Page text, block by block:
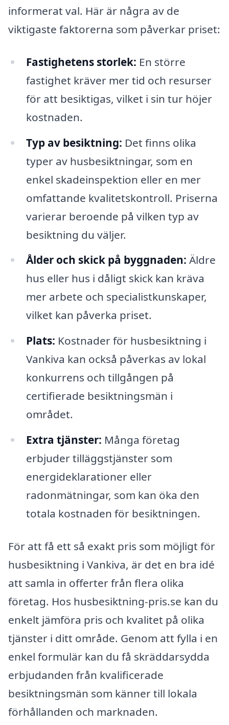
informerat val. Här är några av de
viktigaste faktorerna som påverkar priset:
Fastighetens storlek: En större
fastighet kräver mer tid och resurser
för att besiktigas, vilket i sin tur höjer
kostnaden.
Typ av besiktning: Det finns olika
typer av husbesiktningar, som en
enkel skadeinspektion eller en mer
omfattande kvalitetskontroll. Priserna
varierar beroende på vilken typ av
besiktning du väljer.
Ålder och skick på byggnaden: Äldre
hus eller hus i dåligt skick kan kräva
mer arbete och specialistkunskaper,
vilket kan påverka priset.
Plats: Kostnader för husbesiktning i
Vankiva kan också påverkas av lokal
konkurrens och tillgången på
certifierade besiktningsmän i
området.
Extra tjänster: Många företag
erbjuder tilläggstjänster som
energideklarationer eller
radonmätningar, som kan öka den
totala kostnaden för besiktningen.
För att få ett så exakt pris som möjligt för
husbesiktning i Vankiva, är det en bra idé
att samla in offerter från flera olika
företag. Hos husbesiktning-pris.se kan du
enkelt jämföra pris och kvalitet på olika
tjänster i ditt område. Genom att fylla i en
enkel formulär kan du få skräddarsydda
erbjudanden från kvalificerade
besiktningsmän som känner till lokala
förhållanden och marknaden.